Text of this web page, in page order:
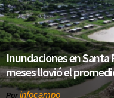
Inundaciones en Santa
meses llovió el
Por infocampo